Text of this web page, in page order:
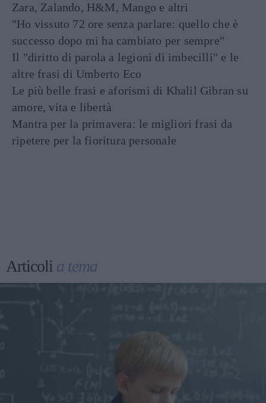
Zara, Zalando, H&M, Mango e altri
"Ho vissuto 72 ore senza parlare: quello che è
successo dopo mi ha cambiato per sempre"
Il "diritto di parola a legioni di imbecilli" e le
altre frasi di Umberto Eco
Le più belle frasi e aforismi di Khalil Gibran su
amore, vita e libertà
Mantra per la primavera: le migliori frasi da
ripetere per la fioritura personale
Articoli a tema